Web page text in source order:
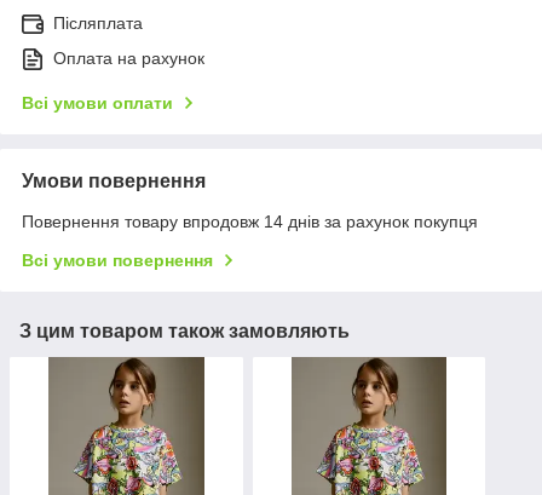
Післяплата
Оплата на рахунок
Всі умови оплати
Умови повернення
Повернення товару впродовж 14 днів за рахунок покупця
Всі умови повернення
З цим товаром також замовляють